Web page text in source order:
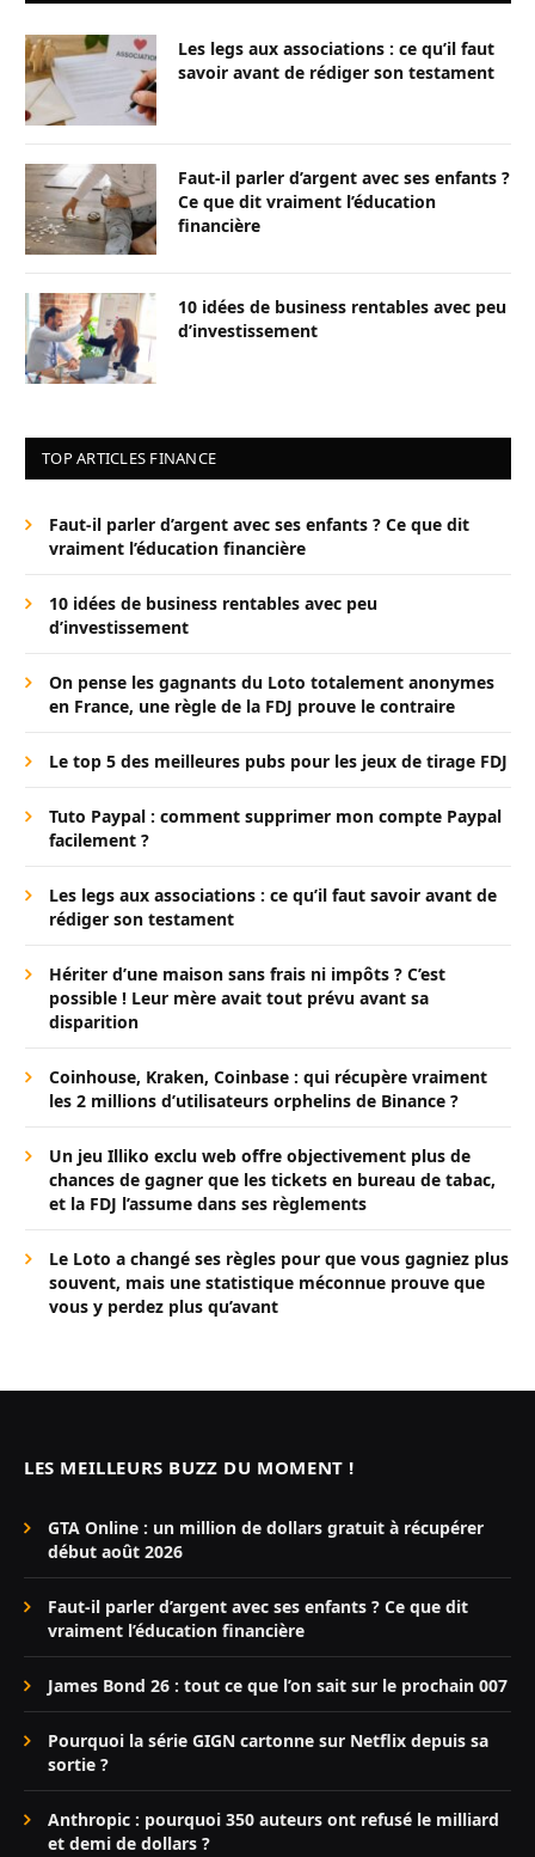
Les legs aux associations : ce qu’il faut
savoir avant de rédiger son testament
Faut-il parler d’argent avec ses enfants ?
Ce que dit vraiment l’éducation
financière
10 idées de business rentables avec peu
d’investissement
TOP ARTICLES FINANCE
Faut-il parler d’argent avec ses enfants ? Ce que dit
vraiment l’éducation financière
10 idées de business rentables avec peu
d’investissement
On pense les gagnants du Loto totalement anonymes
en France, une règle de la FDJ prouve le contraire
Le top 5 des meilleures pubs pour les jeux de tirage FDJ
Tuto Paypal : comment supprimer mon compte Paypal
facilement ?
Les legs aux associations : ce qu’il faut savoir avant de
rédiger son testament
Hériter d’une maison sans frais ni impôts ? C’est
possible ! Leur mère avait tout prévu avant sa
disparition
Coinhouse, Kraken, Coinbase : qui récupère vraiment
les 2 millions d’utilisateurs orphelins de Binance ?
Un jeu Illiko exclu web offre objectivement plus de
chances de gagner que les tickets en bureau de tabac,
et la FDJ l’assume dans ses règlements
Le Loto a changé ses règles pour que vous gagniez plus
souvent, mais une statistique méconnue prouve que
vous y perdez plus qu’avant
LES MEILLEURS BUZZ DU MOMENT !
GTA Online : un million de dollars gratuit à récupérer
début août 2026
Faut-il parler d’argent avec ses enfants ? Ce que dit
vraiment l’éducation financière
James Bond 26 : tout ce que l’on sait sur le prochain 007
Pourquoi la série GIGN cartonne sur Netflix depuis sa
sortie ?
Anthropic : pourquoi 350 auteurs ont refusé le milliard
et demi de dollars ?